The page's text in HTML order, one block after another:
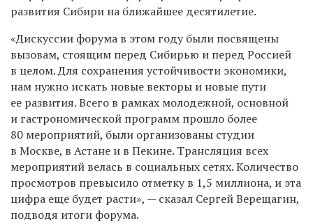
развития Сибири на ближайшее десятилетие.
«Дискуссии форума в этом году были посвящены
вызовам, стоящим перед Сибирью и перед Россией
в целом. Для сохранения устойчивости экономики,
нам нужно искать новые векторы и новые пути
ее развития. Всего в рамках молодежной, основной
и гастрономической программ прошло более
80 мероприятий, были организованы студии
в Москве, в Астане и в Пекине. Трансляция всех
мероприятий велась в социальных сетях. Количество
просмотров превысило отметку в 1,5 миллиона, и эта
цифра еще будет расти», — сказал Сергей Верещагин,
подводя итоги форума.